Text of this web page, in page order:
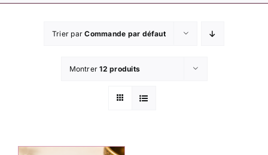
Trier parCommande par défaut
Montrer12 produits